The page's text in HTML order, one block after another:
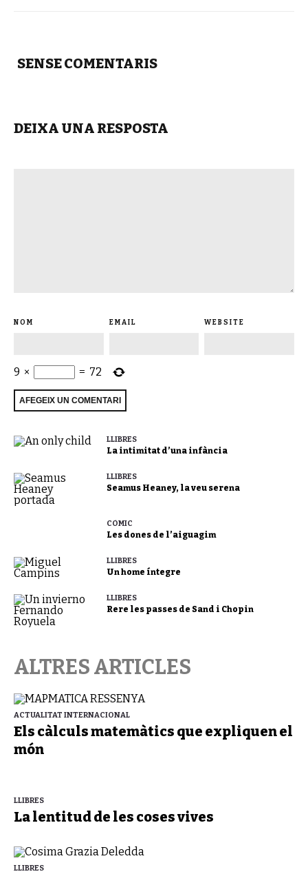
SENSE COMENTARIS
DEIXA UNA RESPOSTA
NOM EMAIL WEBSITE
9 × = 72
LLIBRES
La intimitat d’una infància
LLIBRES
Seamus Heaney, la veu serena
CÒMIC
Les dones de l’aiguagim
LLIBRES
Un home íntegre
LLIBRES
Rere les passes de Sand i Chopin
ALTRES ARTICLES
ACTUALITAT INTERNACIONAL
Els càlculs matemàtics que expliquen el
món
LLIBRES
La lentitud de les coses vives
LLIBRES